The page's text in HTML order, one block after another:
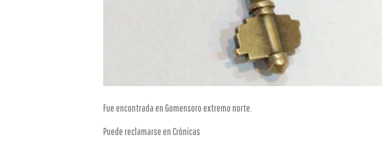
Fue encontrada en Gomensoro extremo norte.
Puede reclamarse en Crónicas